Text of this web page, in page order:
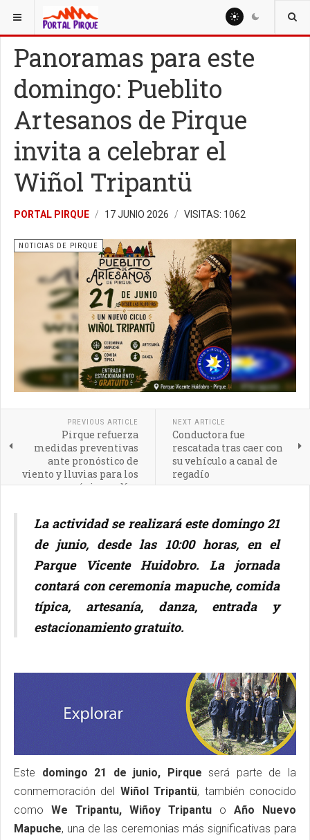
ESTÁ AQUÍ: NOTICIAS
Panoramas para este
domingo: Pueblito
Artesanos de Pirque
invita a celebrar el
Wiñol Tripantü
PORTAL PIRQUE 17 JUNIO 2026 VISITAS: 1062
NOTICIAS DE PIRQUE
PREVIOUS ARTICLE
Pirque refuerza
medidas preventivas
ante pronóstico de
viento y lluvias para los
próximos días
NEXT ARTICLE
Conductora fue
rescatada tras caer con
su vehículo a canal de
regadío
La actividad se realizará este domingo 21
de junio, desde las 10:00 horas, en el
Parque Vicente Huidobro. La jornada
contará con ceremonia mapuche, comida
típica, artesanía, danza, entrada y
estacionamiento gratuito.
Este domingo 21 de junio, Pirque será parte de la
conmemoración del Wiñol Tripantü, también conocido
como We Tripantu, Wiñoy Tripantu o Año Nuevo
Mapuche, una de las ceremonias más significativas para